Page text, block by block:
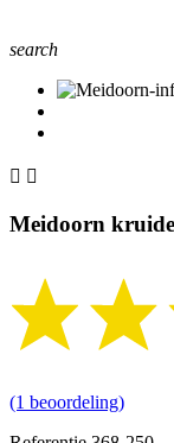
search
 
Meidoorn
(1 beoordeling)